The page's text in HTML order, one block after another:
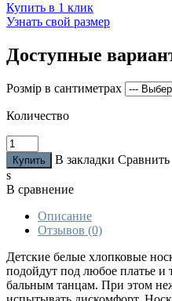
Купить в 1 клик
Узнать свой размер
Доступные
Розмір в сантиметрах
Количество
В закладки Сравнить
s
В сравнение
Описание
Отзывов (0)
Детские белые хлопковые
подойдут под любое платье
бальным танцам. При этом